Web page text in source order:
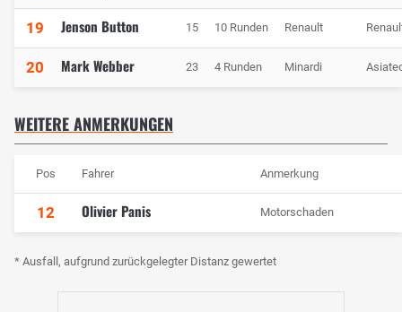
19 Jenson Button 15 10 Runden Renault
20 Mark Webber 23 4 Runden Minardi
WEITERE ANMERKUNGEN
Pos Fahrer Anmerkung
12 Olivier Panis Motorschaden
* Ausfall, aufgrund zurückgelegter Distanz gewertet